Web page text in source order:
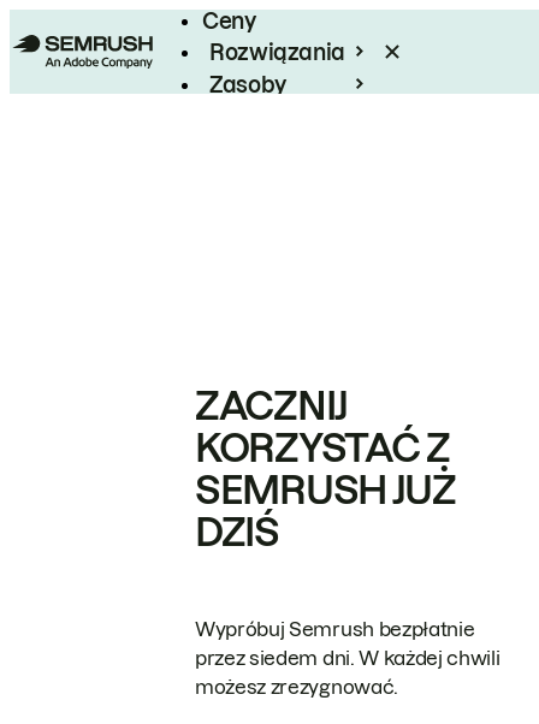
Ceny
Rozwiązania
Zasoby
ZACZNIJ
KORZYSTAĆ Z
SEMRUSH JUŻ
DZIŚ
Wypróbuj Semrush bezpłatnie
przez siedem dni. W każdej chwili
możesz zrezygnować.